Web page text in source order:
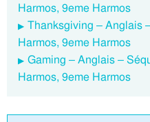
Harmos, 9eme Harmos
Thanksgiving – Anglais
Harmos, 9eme Harmos
Gaming – Anglais –
Harmos, 9eme Harmos